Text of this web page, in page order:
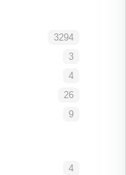
3294
3
4
26
9
4